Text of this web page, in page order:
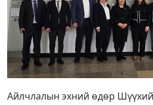
Айлчлалын эхний өдөр